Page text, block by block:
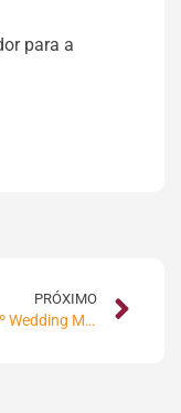
para a
PRÓXIMO
CURSO: 1º Wedding Marketing Brasil